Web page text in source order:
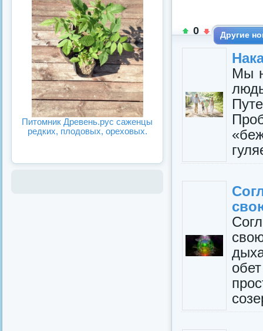
0 Другие
Мы
Питомник Древень.рус саженцы
редких, плодовых, ореховых.